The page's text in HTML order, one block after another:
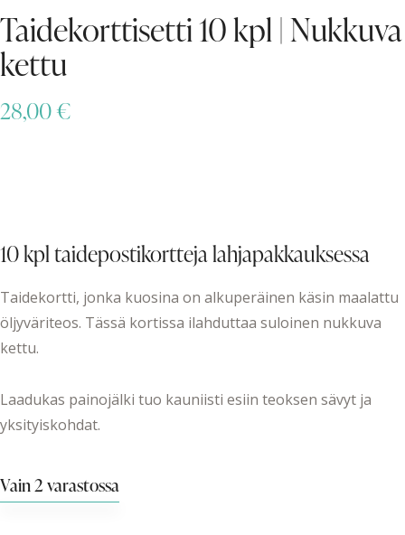
Taidekorttisetti 10 kpl | Nukkuva
kettu
28,00€
10 kpl taidepostikortteja lahjapakkauksessa
Taidekortti, jonka kuosina on alkuperäinen käsin maalattu
öljyväriteos. Tässä kortissa ilahduttaa suloinen nukkuva
kettu.
Laadukas painojälki tuo kauniisti esiin teoksen sävyt ja
yksityiskohdat.
Vain 2 varastossa